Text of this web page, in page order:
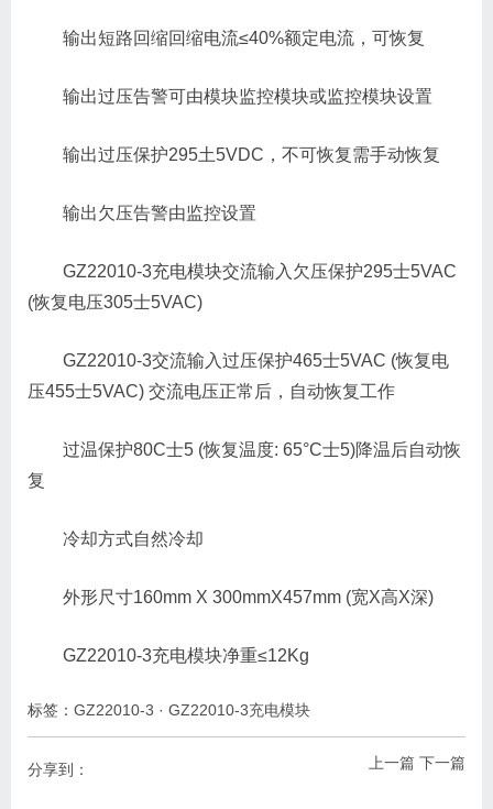
输出短路回缩回缩电流≤40%额定电流，可恢复
输出过压告警可由模块监控模块或监控模块设置
输出过压保护295土5VDC，不可恢复需手动恢复
输出欠压告警由监控设置
GZ22010-3充电模块交流输入欠压保护295士5VAC
(恢复电压305士5VAC)
GZ22010-3交流输入过压保护465士5VAC (恢复电
压455士5VAC) 交流电压正常后，自动恢复工作
过温保护80C士5 (恢复温度: 65°C士5)降温后自动恢
复
冷却方式自然冷却
外形尺寸160mm X 300mmX457mm (宽X高X深)
GZ22010-3充电模块净重≤12Kg
标签： GZ22010-3 · GZ22010-3充电模块
上一篇 下一篇
分享到：